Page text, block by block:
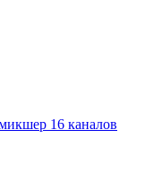
16 каналов